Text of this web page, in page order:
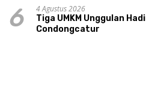
6
4 Agustus 2026
Tiga UMKM Unggulan
Condongcatur